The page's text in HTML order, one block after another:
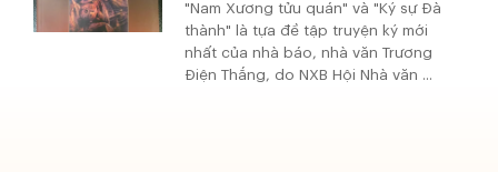
"Nam Xương tửu quán" và "Ký sự Đà
thành" là tựa đề tập truyện ký mới
nhất của nhà báo, nhà văn Trương
Điện Thắng, do NXB Hội Nhà văn ...